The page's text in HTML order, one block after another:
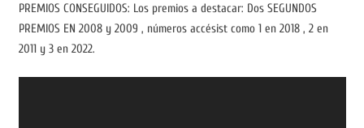
PREMIOS CONSEGUIDOS: Los premios a destacar: Dos SEGUNDOS
PREMIOS EN 2008 y 2009 , números accésist como 1 en 2018 , 2 en
2011 y 3 en 2022.